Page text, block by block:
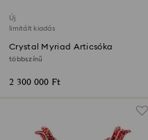
Új
limitált kiadás
Crystal Myriad Articsóka
többszínű
2 300 000 Ft